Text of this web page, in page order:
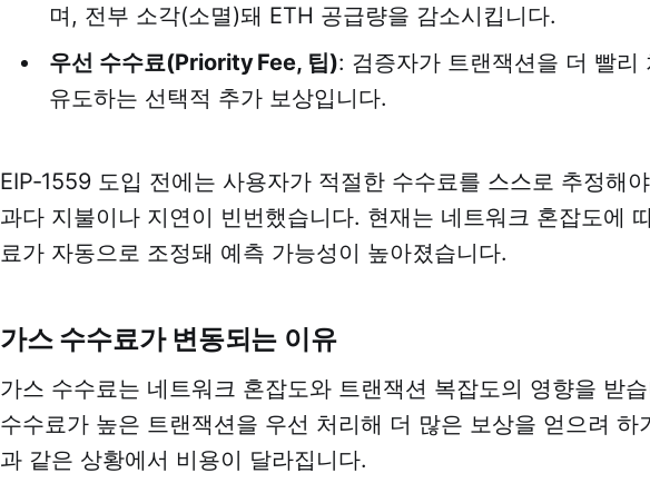
며, 전부 소각(소멸)돼 ETH 공급량을 감소시킵니다.
우선 수수료(Priority Fee, 팁): 검증자가 트랜잭션을 더 빨리
유도하는 선택적 추가 보상입니다.
EIP‑1559 도입 전에는 사용자가 적절한 수수료를 스스로 추정해
과다 지불이나 지연이 빈번했습니다. 현재는 네트워크 혼잡도에
료가 자동으로 조정돼 예측 가능성이 높아졌습니다.
가스 수수료가 변동되는 이유
가스 수수료는 네트워크 혼잡도와 트랜잭션 복잡도의 영향을 받
수수료가 높은 트랜잭션을 우선 처리해 더 많은 보상을 얻으려 하
과 같은 상황에서 비용이 달라집니다.